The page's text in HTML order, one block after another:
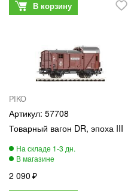
PIKO
57708
Товарный вагон DR, эпоха III
2 090